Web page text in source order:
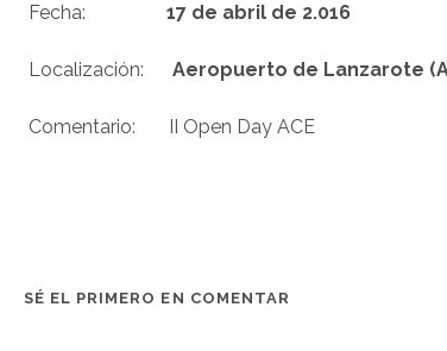
Fecha:17 de abril de 2.016
Localización:Aeropuerto de Lanzarote
Comentario: II Open Day ACE
SÉ EL PRIMERO EN COMENTAR